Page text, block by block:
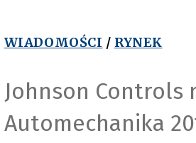
WIADOMOŚCI / RYNEK
Johnson Controls
Automechanika